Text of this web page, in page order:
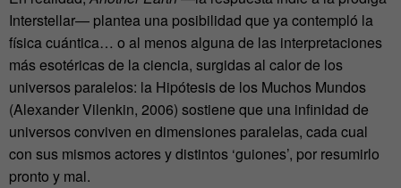
Interstellar— plantea una posibilidad que ya contempló la
física cuántica… o al menos alguna de las interpretaciones
más esotéricas de la ciencia, surgidas al calor de los
universos paralelos: la Hipótesis de los Muchos Mundos
(Alexander Vilenkin, 2006) sostiene que una infinidad de
universos conviven en dimensiones paralelas, cada cual
con sus mismos actores y distintos ‘guiones’, por resumirlo
pronto y mal.